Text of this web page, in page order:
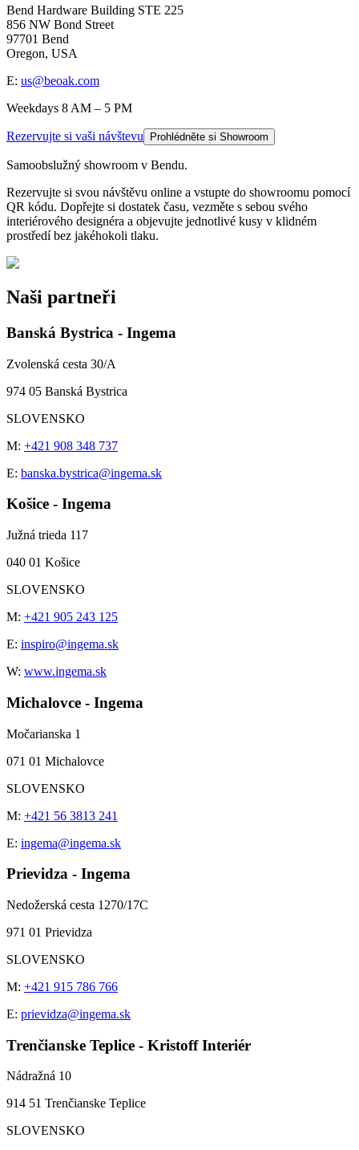
Bend Hardware Building STE 225
856 NW Bond Street
97701 Bend
Oregon, USA
E: us@beoak.com
Weekdays 8 AM – 5 PM
Rezervujte si vaši návštevu Prohlédněte si Showroom
Samoobslužný showroom v Bendu.
Rezervujte si svou návštěvu online a vstupte do showroomu pomocí
QR kódu. Dopřejte si dostatek času, vezměte s sebou svého
interiérového designéra a objevujte jednotlivé kusy v klidném
prostředí bez jakéhokoli tlaku.
Naši partneři
Banská Bystrica - Ingema
Zvolenská cesta 30/A
974 05 Banská Bystrica
SLOVENSKO
M: +421 908 348 737
E: banska.bystrica@ingema.sk
Košice - Ingema
Južná trieda 117
040 01 Košice
SLOVENSKO
M: +421 905 243 125
E: inspiro@ingema.sk
W: www.ingema.sk
Michalovce - Ingema
Močarianska 1
071 01 Michalovce
SLOVENSKO
M: +421 56 3813 241
E: ingema@ingema.sk
Prievidza - Ingema
Nedožerská cesta 1270/17C
971 01 Prievidza
SLOVENSKO
M: +421 915 786 766
E: prievidza@ingema.sk
Trenčianske Teplice - Kristoff Interiér
Nádražná 10
914 51 Trenčianske Teplice
SLOVENSKO